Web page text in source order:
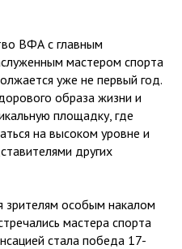
ВФА с главным
мастером спорта
уже не первый год.
образа жизни и
площадку, где
на высоком уровне и
других
зрителям особым накалом
мастера спорта
стала победа 17-